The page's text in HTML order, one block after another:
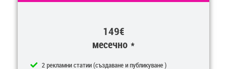
149€
месечно *
2 рекламни статии (създаване и публикуване )